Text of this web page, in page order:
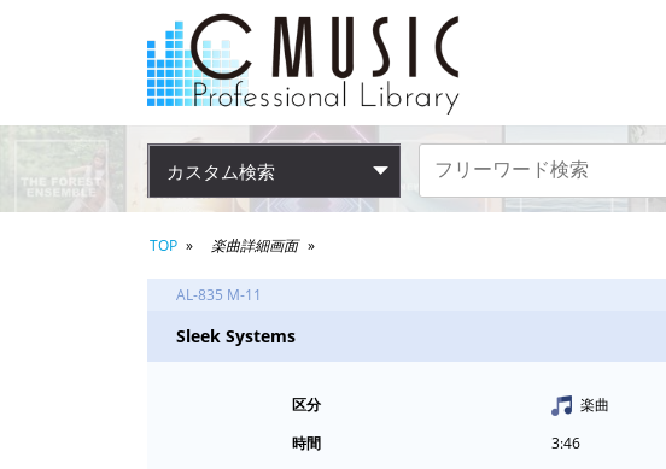
カスタム検索
TOP 楽曲詳細画面
AL-835 M-11
Sleek Systems
区分
楽曲
時間
3:46